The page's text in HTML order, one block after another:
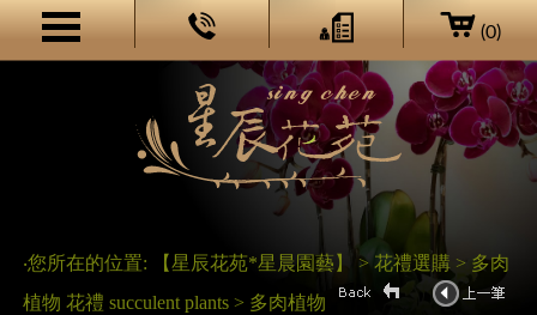
(0)
‧您所在的位置: 【星辰花苑*星晨園藝】 > 花禮選購 > 多肉
植物 花禮 succulent plants > 多肉植物